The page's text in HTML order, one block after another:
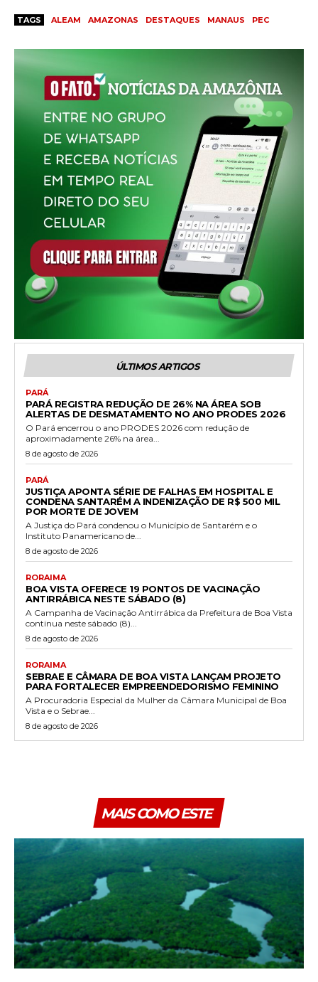
TAGS ALEAM AMAZONAS DESTAQUES MANAUS PEC
ÚLTIMOS ARTIGOS
PARÁ
PARÁ REGISTRA REDUÇÃO DE 26% NA ÁREA SOB
ALERTAS DE DESMATAMENTO NO ANO PRODES 2026
O Pará encerrou o ano PRODES 2026 com redução de
aproximadamente 26% na área...
8 de agosto de 2026
PARÁ
JUSTIÇA APONTA SÉRIE DE FALHAS EM HOSPITAL E
CONDENA SANTARÉM A INDENIZAÇÃO DE R$ 500 MIL
POR MORTE DE JOVEM
A Justiça do Pará condenou o Município de Santarém e o
Instituto Panamericano de...
8 de agosto de 2026
RORAIMA
BOA VISTA OFERECE 19 PONTOS DE VACINAÇÃO
ANTIRRÁBICA NESTE SÁBADO (8)
A Campanha de Vacinação Antirrábica da Prefeitura de Boa Vista
continua neste sábado (8)...
8 de agosto de 2026
RORAIMA
SEBRAE E CÂMARA DE BOA VISTA LANÇAM PROJETO
PARA FORTALECER EMPREENDEDORISMO FEMININO
A Procuradoria Especial da Mulher da Câmara Municipal de Boa
Vista e o Sebrae...
8 de agosto de 2026
MAIS COMO ESTE